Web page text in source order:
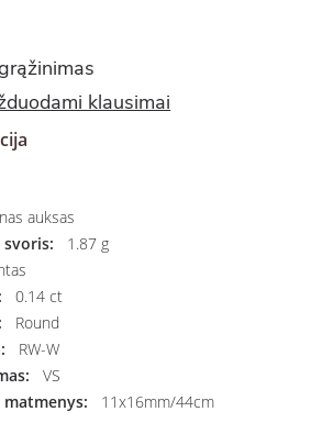
klausimai
auksas
1.87 g
0.14 ct
Round
RW-W
VS
11x16mm/44cm